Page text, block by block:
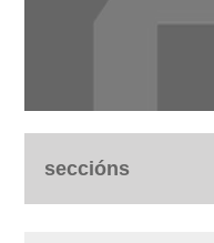
seccións